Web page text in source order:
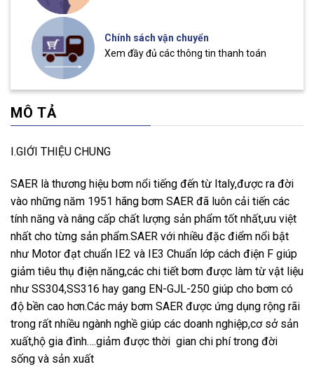
Chính sách vận chuyển
Xem đầy đủ các thông tin thanh toán
MÔ TẢ
I.GIỚI THIỆU CHUNG
SAER là thương hiệu bơm nổi tiếng đến từ Italy,được ra đời
vào những năm 1951 hãng bơm SAER đã luôn cải tiến các
tính năng và nâng cấp chất lượng sản phẩm tốt nhất,ưu việt
nhất cho từng sản phẩm.SAER với nhiều đặc điểm nổi bật
như Motor đạt chuẩn IE2 và IE3 Chuẩn lớp cách điện F giúp
giảm tiêu thụ điện năng,các chi tiết bơm được làm từ vật liệu
như SS304,SS316 hay gang EN-GJL-250 giúp cho bơm có
độ bền cao hơn.Các máy bơm SAER được ứng dụng rộng rãi
trong rất nhiều ngành nghề giúp các doanh nghiệp,cơ sở sản
xuất,hộ gia đình….giảm được thời gian chi phí trong đời
sống và sản xuất